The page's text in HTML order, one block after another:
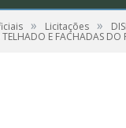
» Licitações »
E FACHADAS